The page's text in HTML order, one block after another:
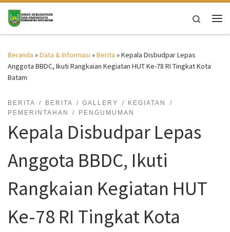
Skip to content
Search
Beranda »Data & Informasi »Berita »Kepala Disbudpar Lepas
Anggota BBDC, Ikuti Rangkaian Kegiatan HUT Ke-78 RI Tingkat Kota
Batam
BERITA BERITA GALLERY
KEGIATAN
PEMERINTAHAN
PENGUMUMAN
Kepala Disbudpar Lepas
Anggota BBDC, Ikuti
Rangkaian Kegiatan HUT
Ke-78 RI Tingkat Kota